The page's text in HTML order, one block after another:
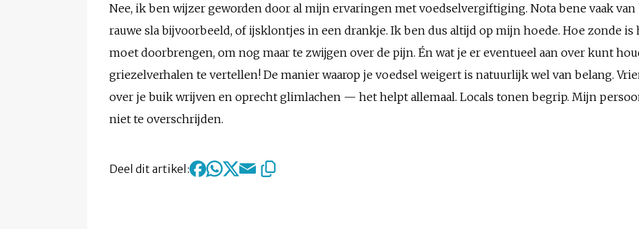
Nee, ik ben wijzer geworden door al mijn ervaringen met voedselvergiftiging. Nota bene vaak van
rauwe sla bijvoorbeeld, of ijsklontjes in een drankje. Ik ben dus altijd op mijn hoede. Hoe zonde is
moet doorbrengen, om nog maar te zwijgen over de pijn. Én wat je er eventueel aan over kunt
griezelverhalen te vertellen! De manier waarop je voedsel weigert is natuurlijk wel van belang.
over je buik wrijven en oprecht glimlachen — het helpt allemaal. Locals tonen begrip. Mijn
niet te overschrijden.
Deel dit artikel: